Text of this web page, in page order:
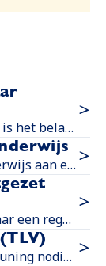
Voor de schoolloopbaan van leerlingen is het belangrijk dat de overstap van de basisschool naar het voortgezet onderwijs soepel verloopt.
Adviseert een basisschool praktijkonderwijs aan een leerling uit groep 8? Dan heeft de leerling een toelaatbaarheidsverklaring praktijkonderwijs (TLV-Pro) van dit samenwerkingsverband nodig. Alleen de praktijkschool kan zo'n verklaring aanvragen. De onderstaande informatie is daarom bestemd voor scholen.
Alle leerlingen gaan zoveel mogelijk naar een reguliere school, ook als ze specifieke ondersteuningsbehoeften hebben. Het diplomagerichte voortgezet speciaal onderwijs en het regulier onderwijs werken effectief en intensief samen. Als dat nodig is, kunnen leerlingen tijdelijk overstappen naar een gespecialiseerde leerroute in een kleinschalige setting.
Soms heeft een leerling meer ondersteuning nodig dan een reguliere school kan bieden. Een overstap naar het voortgezet speciaal onderwijs (vso) kan dan een goede keuze zijn. De school vraagt hiervoor een toelaatbaarheidsverklaring aan bij het Samenwerkingsverband. Leerlingen die naar het praktijkonderwijs gaan hebben een TLV-Pro nodig.